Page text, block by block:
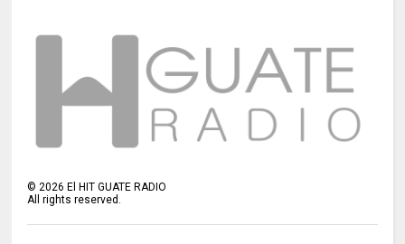
©2026 El HIT GUATE RADIO
All rights reserved.